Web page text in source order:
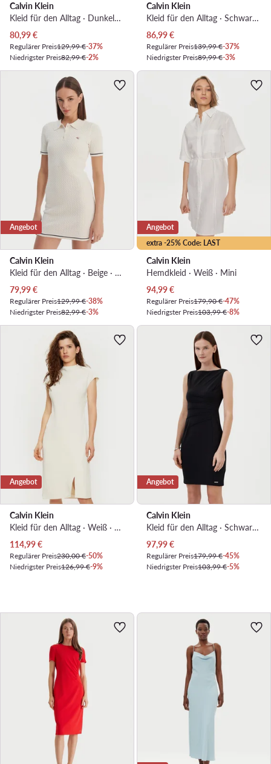
Calvin Klein
Kleid für den Alltag · Dunkelblau · Mini
Aktueller Preis
80,99€
Regulärer Preis129,99 €-37%
Niedrigster Preis82,99 €-2%
Calvin Klein
Kleid für den Alltag · Schwarz · Mini
Aktueller Preis
86,99€
Regulärer Preis139,99 €-37%
Niedrigster Preis89,99 €-3%
Angebot
Calvin Klein
Kleid für den Alltag · Beige · Mini
Aktueller Preis
79,99€
Regulärer Preis129,99 €-38%
Niedrigster Preis82,99 €-3%
extra -25% Code: LAST
Angebot
Calvin Klein
Hemdkleid · Weiß · Mini
Aktueller Preis
94,99€
Regulärer Preis179,90 €-47%
Niedrigster Preis103,99 €-8%
Angebot
Calvin Klein
Kleid für den Alltag · Weiß · Midi
Aktueller Preis
114,99€
Regulärer Preis230,00 €-50%
Niedrigster Preis126,99 €-9%
Angebot
Calvin Klein
Kleid für den Alltag · Schwarz · Midi
Aktueller Preis
97,99€
Regulärer Preis179,99 €-45%
Niedrigster Preis103,99 €-5%